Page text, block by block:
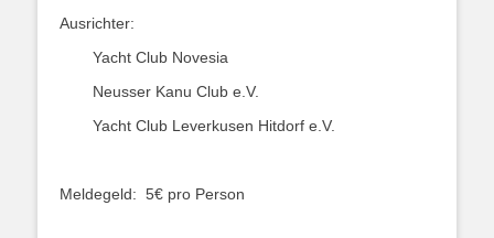
Ausrichter:
Yacht Club Novesia
Neusser Kanu Club e.V.
Yacht Club Leverkusen Hitdorf e.V.
Meldegeld: 5€ pro Person